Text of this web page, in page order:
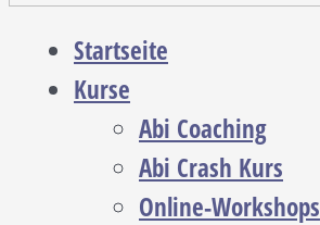
Startseite
Kurse
Abi Coaching
Abi Crash Kurs
Online-Workshops